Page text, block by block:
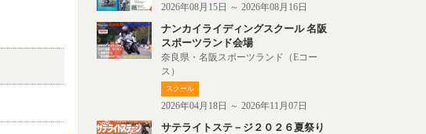
2026年08月15日 ～ 2026年08月16日
ナンカイライディングスクール 名阪
スポーツランド会場
奈良県・名阪スポーツランド（Eコー
ス）
スクール
2026年04月18日 ～ 2026年11月07日
サテライトステ－ジ２０２６夏祭り